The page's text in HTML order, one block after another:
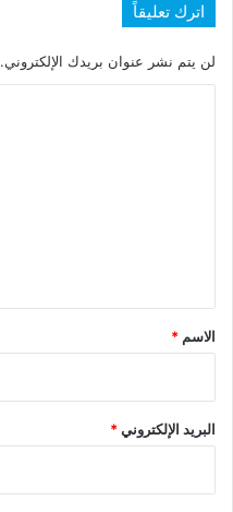
اترك تعليقاً
لن يتم نشر عنوان بريدك الإلكتروني.
*
الاسم *
البريد الإلكتروني*